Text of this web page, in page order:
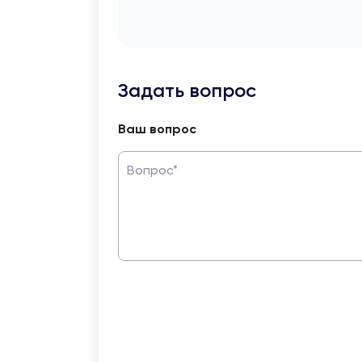
Задать вопрос
Ваш вопрос
Вопрос*